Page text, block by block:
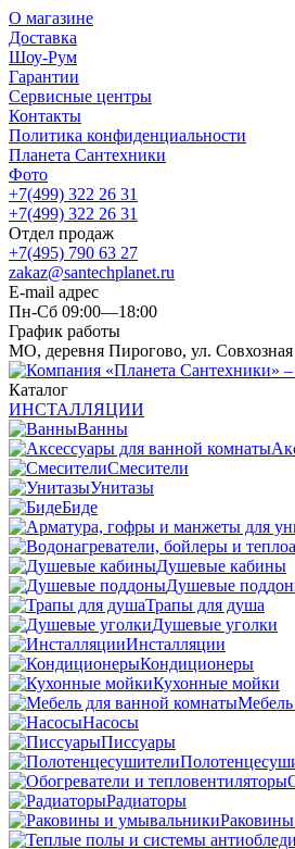
О магазине
Доставка
Шоу-Рум
Гарантии
Сервисные центры
Контакты
Политика конфиденциальности
Планета Сантехники
Фото
+7(499) 322 26 31
+7(499) 322 26 31
Отдел продаж
+7(495) 790 63 27
zakaz@santechplanet.ru
E-mail адрес
Пн-Сб 09:00—18:00
График работы
МО, деревня Пирогово, ул.
Каталог
ИНСТАЛЛЯЦИИ
Ванны
Смесители
Унитазы
Биде
Душевые кабины
Душевые
Трапы для душа
Душевые уголки
Инсталляции
Кондиционеры
Кухонные мойки
Насосы
Писсуары
Радиаторы